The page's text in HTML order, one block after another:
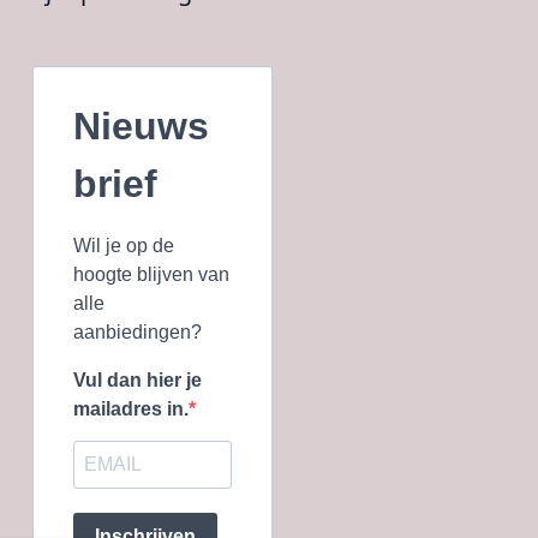
Nieuws
brief
Wil je op de
hoogte blijven van
alle
aanbiedingen?
Vul dan hier je
mailadres in.